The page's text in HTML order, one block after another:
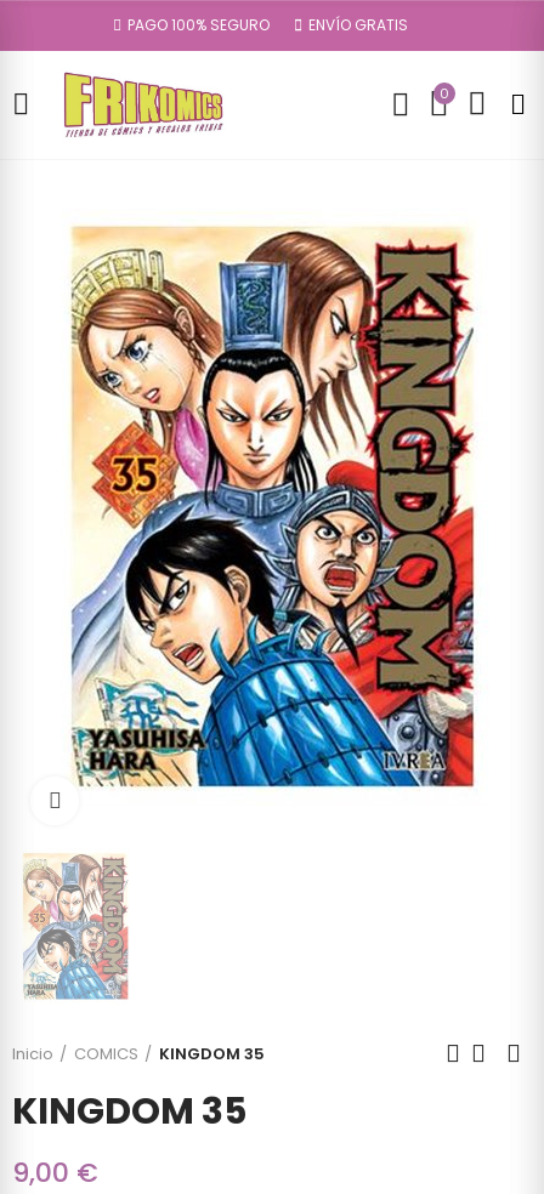
PAGO 100% SEGURO ENVÍO GRATIS
0
Inicio COMICS KINGDOM 35
KINGDOM 35
9,00 €